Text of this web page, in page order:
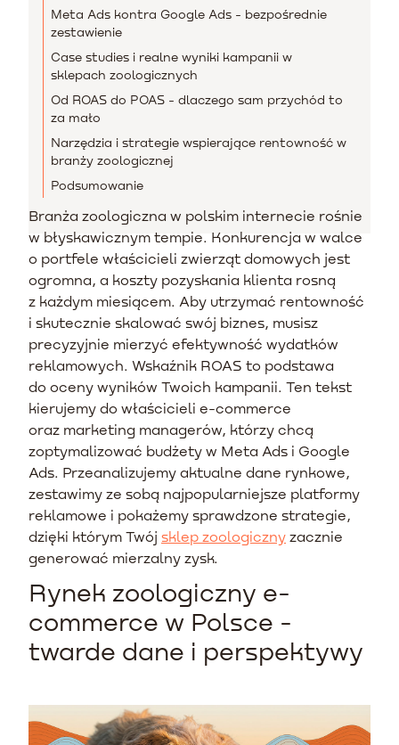
Meta Ads kontra Google Ads - bezpośrednie
zestawienie
Case studies i realne wyniki kampanii w
sklepach zoologicznych
Od ROAS do POAS - dlaczego sam przychód to
za mało
Narzędzia i strategie wspierające rentowność w
branży zoologicznej
Podsumowanie
Branża zoologiczna w polskim internecie rośnie
w błyskawicznym tempie. Konkurencja w walce
o portfele właścicieli zwierząt domowych jest
ogromna, a koszty pozyskania klienta rosną
z każdym miesiącem. Aby utrzymać rentowność
i skutecznie skalować swój biznes, musisz
precyzyjnie mierzyć efektywność wydatków
reklamowych. Wskaźnik ROAS to podstawa
do oceny wyników Twoich kampanii. Ten tekst
kierujemy do właścicieli e-commerce
oraz marketing managerów, którzy chcą
zoptymalizować budżety w Meta Ads i Google
Ads. Przeanalizujemy aktualne dane rynkowe,
zestawimy ze sobą najpopularniejsze platformy
reklamowe i pokażemy sprawdzone strategie,
dzięki którym Twój sklep zoologiczny zacznie
generować mierzalny zysk.
Rynek zoologiczny e-
commerce w Polsce -
twarde dane i perspektywy